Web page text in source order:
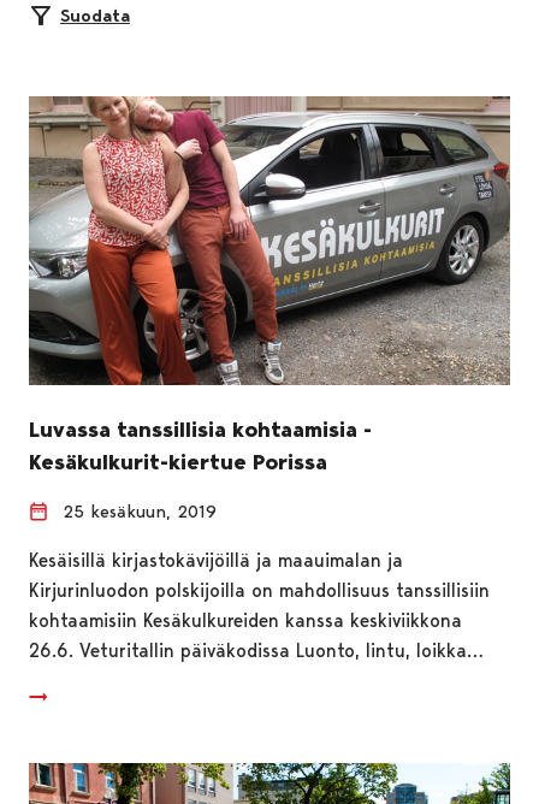
Suodata
Luvassa tanssillisia kohtaamisia -
Kesäkulkurit-kiertue Porissa
25 kesäkuun, 2019
Kesäisillä kirjastokävijöillä ja maauimalan ja
Kirjurinluodon polskijoilla on mahdollisuus tanssillisiin
kohtaamisiin Kesäkulkureiden kanssa keskiviikkona
26.6. Veturitallin päiväkodissa Luonto, lintu, loikka…